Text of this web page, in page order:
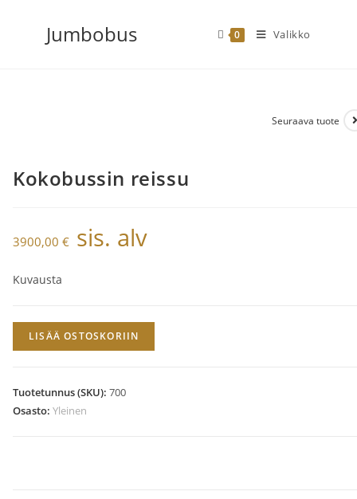
sisältöön
Jumbobus 0 Valikko
Seuraava tuote
Kokobussin reissu
3900,00 € sis. alv
Kuvausta
Kokobussin
reissu
LISÄÄ OSTOSKORIIN
Tuotetunnus (SKU): 700
Osasto: Yleinen